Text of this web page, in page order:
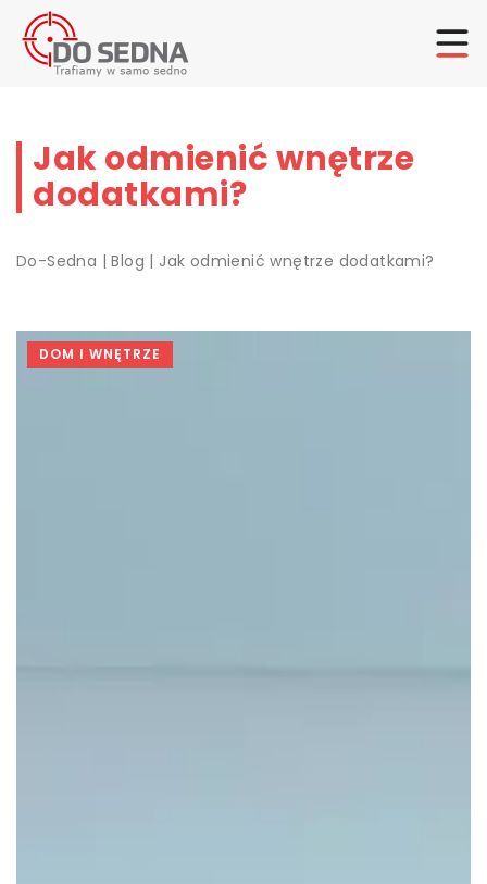
Jak odmienić wnętrze
dodatkami?
Do-Sedna |Blog | Jak odmienić wnętrze dodatkami?
DOM I WNĘTRZE